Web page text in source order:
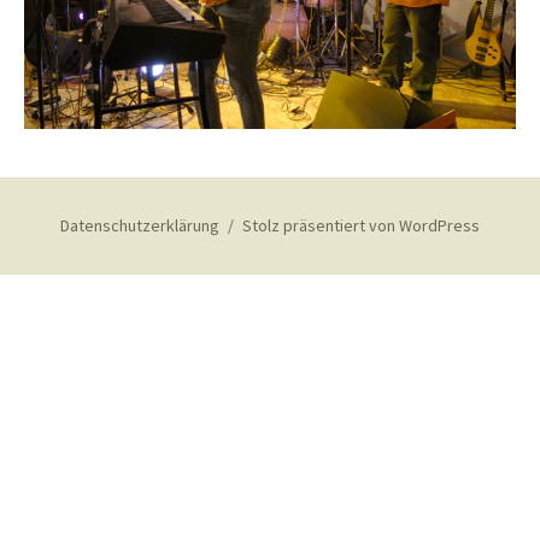
Datenschutzerklärung Stolz präsentiert von WordPress